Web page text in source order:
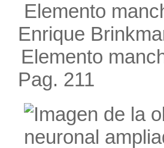
Enrique
Elemento
Pag. 211